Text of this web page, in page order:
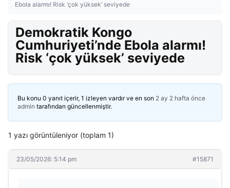
Ebola alarmı! Risk ‘çok yüksek’ seviyede
Demokratik Kongo
Cumhuriyeti’nde Ebola alarmı!
Risk ‘çok yüksek’ seviyede
Bu konu 0 yanıt içerir, 1 izleyen vardır ve en son 2 ay 2 hafta önce
admin tarafından güncellenmiştir.
1 yazı görüntüleniyor (toplam 1)
23/05/2026: 5:14 pm #15871